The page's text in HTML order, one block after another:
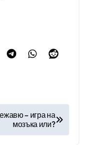
– игра на
мозъка или?